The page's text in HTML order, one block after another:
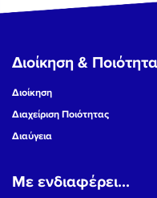
Διοίκηση & Ποιότητα
Διοίκηση
Διαχείριση Ποιότητας
Διαύγεια
Με ενδιαφέρει...